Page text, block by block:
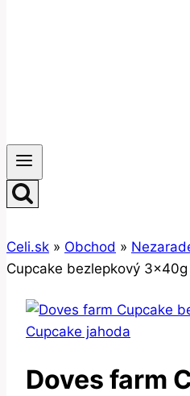
Celi.sk » Obchod »
Cupcake bezlepkový
Doves farm